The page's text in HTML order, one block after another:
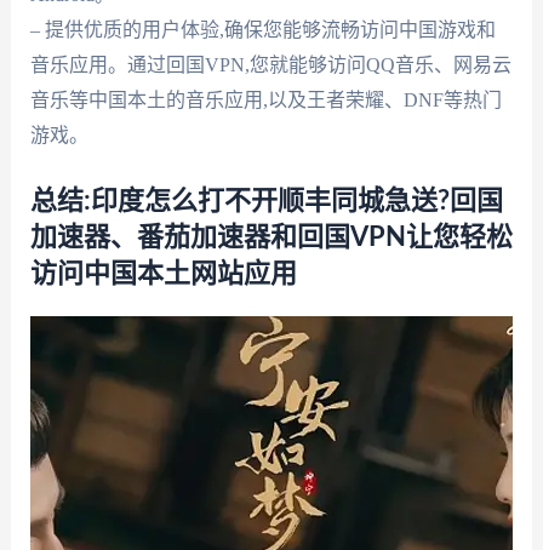
– 提供优质的用户体验,确保您能够流畅访问中国游戏和
音乐应用。通过回国VPN,您就能够访问QQ音乐、网易云
音乐等中国本土的音乐应用,以及王者荣耀、DNF等热门
游戏。
总结:印度怎么打不开顺丰同城急送?回国
加速器、番茄加速器和回国VPN让您轻松
访问中国本土网站应用